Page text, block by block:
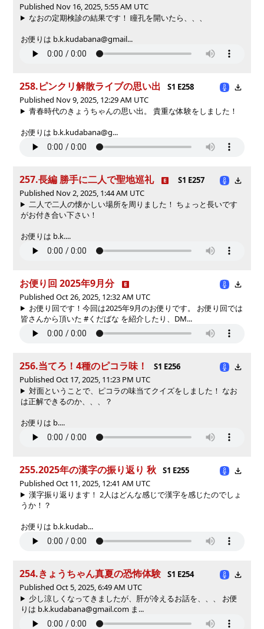
Published Nov 16, 2025, 5:55 AM UTC
なおの定期検診の結果です！ 瞳孔を開いたら、、、
お便りは b.k.kudabana@gmail...
258.ピンクリ解散ライブの思い出
S1 E258
Published Nov 9, 2025, 12:29 AM UTC
青春時代のきょうちゃんの思い出。 貴重な体験をしました！
お便りは b.k.kudabana@g...
257.長編 勝手に二人で聖地巡礼
S1 E257
Published Nov 2, 2025, 1:44 AM UTC
二人で二人の懐かしい場所を周りました！ ちょっと長いです
がお付き合い下さい！
お便りは b.k....
お便り回 2025年9月分
Published Oct 26, 2025, 12:32 AM UTC
お便り回です！今回は2025年9月のお便りです。 お便り回では
皆さんから頂いた #くだばな を紹介したり、DM...
256.当てろ！4種のピコラ味！
S1 E256
Published Oct 17, 2025, 11:23 PM UTC
対面ということで、ピコラの味当てクイズをしました！ なお
は正解できるのか、、、？
お便りは b....
255.2025年の漢字の振り返り 秋
S1 E255
Published Oct 11, 2025, 12:41 AM UTC
漢字振り返ります！ 2人はどんな感じで漢字を感じたのでしょ
うか！？
お便りは b.k.kudab...
254.きょうちゃん真夏の恐怖体験
S1 E254
Published Oct 5, 2025, 6:49 AM UTC
少し涼しくなってきましたが、肝が冷えるお話を、、、 お便
りは b.k.kudabana@gmail.com ま...